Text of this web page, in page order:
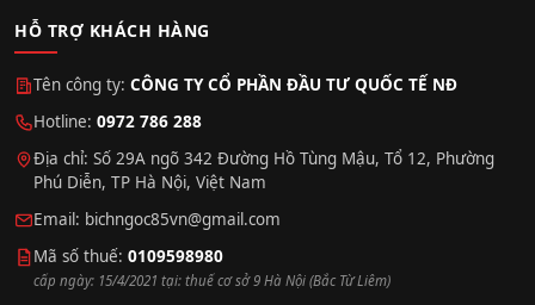
HỖ TRỢ KHÁCH HÀNG
Tên công ty: CÔNG TY CỔ PHẦN ĐẦU TƯ QUỐC TẾ NĐ
Hotline: 0972 786 288
Địa chỉ: Số 29A ngõ 342 Đường Hồ Tùng Mậu, Tổ 12, Phường
Phú Diễn, TP Hà Nội, Việt Nam
Email: bichngoc85vn@gmail.com
Mã số thuế: 0109598980
cấp ngày: 15/4/2021 tại: thuế cơ sở 9 Hà Nội (Bắc Từ Liêm)